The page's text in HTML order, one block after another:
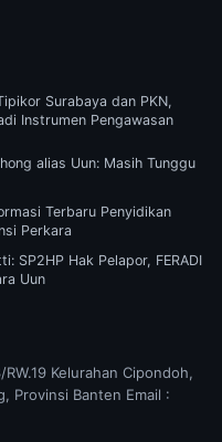
Surabaya dan PKN,
Instrumen Pengawasan
alias Uun: Masih Tunggu
Terbaru Penyidikan
Perkara
SP2HP Hak Pelapor, FERADI
Uun
Kelurahan Cipondoh,
Provinsi Banten Email :